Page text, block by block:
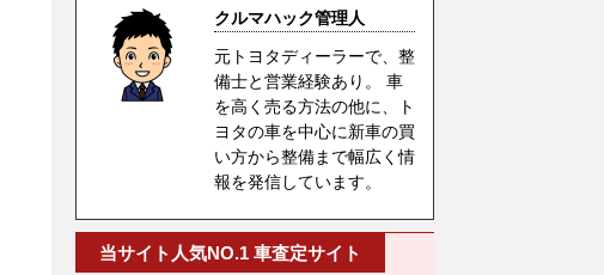
クルマハック管理人
元トヨタディーラーで、整
備士と営業経験あり。 車
を高く売る方法の他に、ト
ヨタの車を中心に新車の買
い方から整備まで幅広く情
報を発信しています。
当サイト人気NO.1 車査定サイト